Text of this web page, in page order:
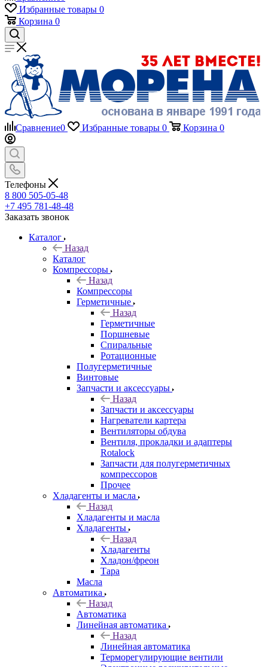
Избранные товары 0
Корзина 0
Сравнение0 Избранные товары 0 Корзина 0
Телефоны
8 800 505-05-48
+7 495 781-48-48
Заказать звонок
Каталог
Назад
Каталог
Компрессоры
Назад
Компрессоры
Герметичные
Назад
Герметичные
Поршневые
Спиральные
Ротационные
Полугерметичные
Винтовые
Запчасти и аксессуары
Назад
Запчасти и аксессуары
Нагреватели картера
Вентиляторы обдува
Вентиля, прокладки и адаптеры
Rotalock
Запчасти для полугерметичных
компрессоров
Прочее
Хладагенты и масла
Назад
Хладагенты и масла
Хладагенты
Назад
Хладагенты
Хладон/фреон
Тара
Масла
Автоматика
Назад
Автоматика
Линейная автоматика
Назад
Линейная автоматика
Терморегулирующие вентили